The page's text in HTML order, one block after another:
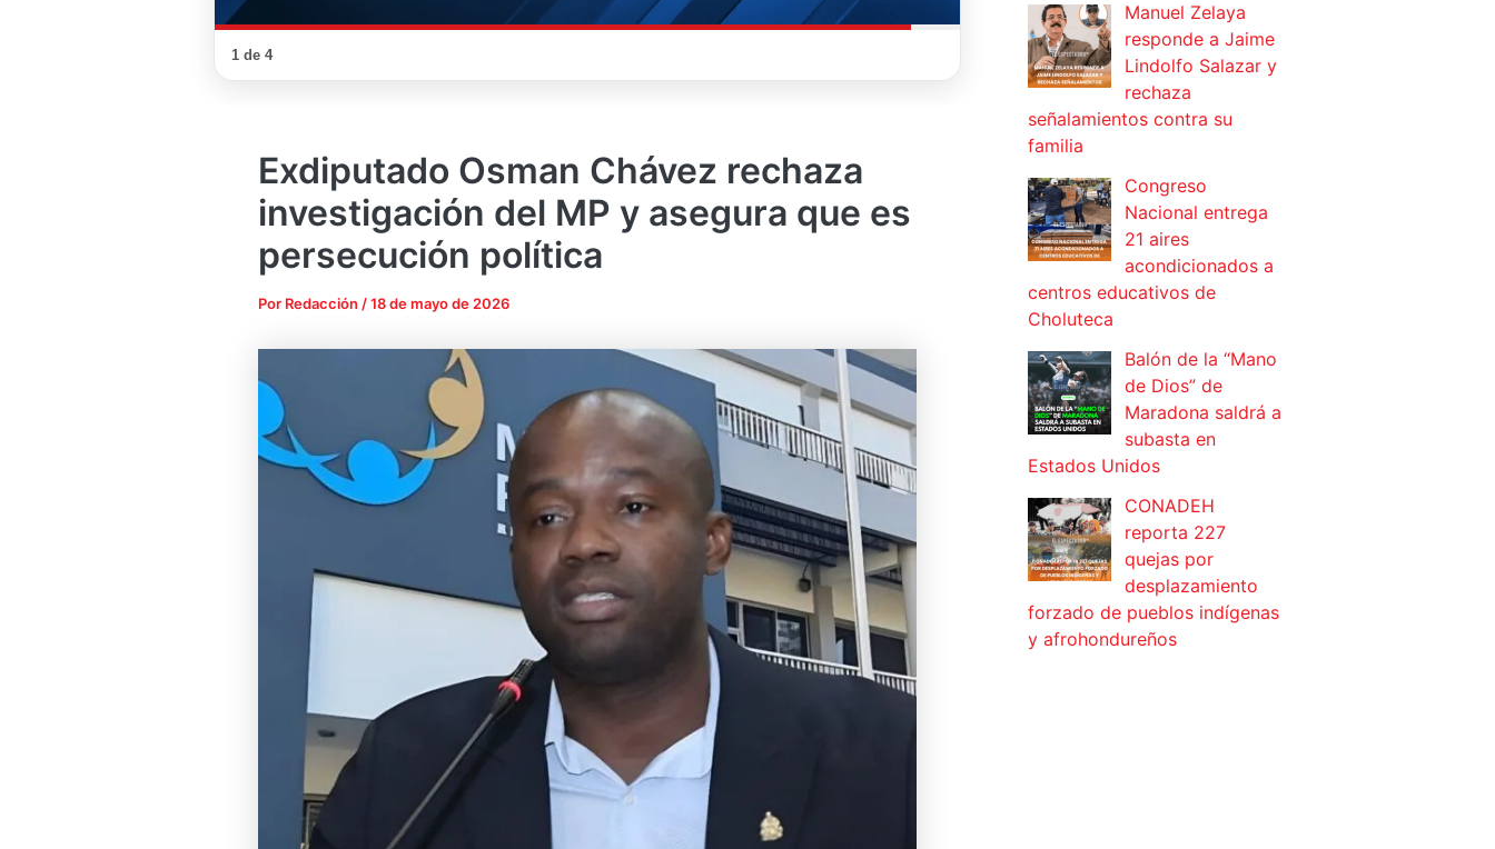
1 de 4
Exdiputado Osman Chávez rechaza
investigación del MP y asegura que es
persecución política
Por Redacción /18 de mayo de 2026
Manuel Zelaya
responde a Jaime
Lindolfo Salazar y
rechaza
señalamientos contra su
familia
Congreso
Nacional entrega
21 aires
acondicionados a
centros educativos de
Choluteca
Balón de la “Mano
de Dios” de
Maradona saldrá a
subasta en
Estados Unidos
CONADEH
reporta 227
quejas por
desplazamiento
forzado de pueblos indígenas
y afrohondureños